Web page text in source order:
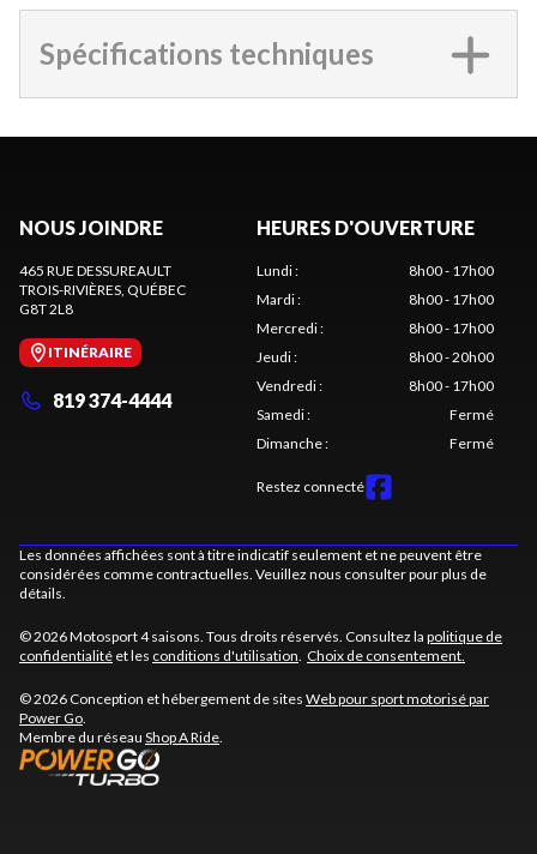
Spécifications techniques
NOUS JOINDRE
465 RUE DESSUREAULT
TROIS-RIVIÈRES, QUÉBEC
G8T 2L8
ITINÉRAIRE
819 374-4444
HEURES D'OUVERTURE
Lundi:
8h00 - 17h00
Mardi:
8h00 - 17h00
Mercredi:
8h00 - 17h00
Jeudi:
8h00 - 20h00
Vendredi:
8h00 - 17h00
Samedi:
Fermé
Dimanche: Fermé
Restez connecté
Les données affichées sont à titre indicatif seulement et ne peuvent être
considérées comme contractuelles. Veuillez nous consulter pour plus de
détails.
© 2026 Motosport 4 saisons. Tous droits réservés. Consultez la politique de
confidentialité et les conditions d'utilisation. Choix de consentement.
© 2026 Conception et hébergement de sites Web pour sport motorisé par
Power Go.
Membre du réseau Shop A Ride.